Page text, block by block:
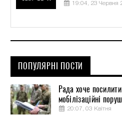
19:04, 23 Червня
ПОПУЛЯРНІ ПОСТИ
Рада хоче
мобілізаційні
20:07, 03 Квітня